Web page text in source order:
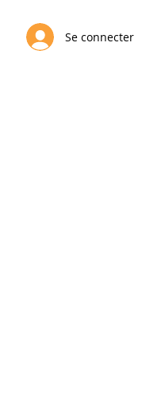
Se connecter